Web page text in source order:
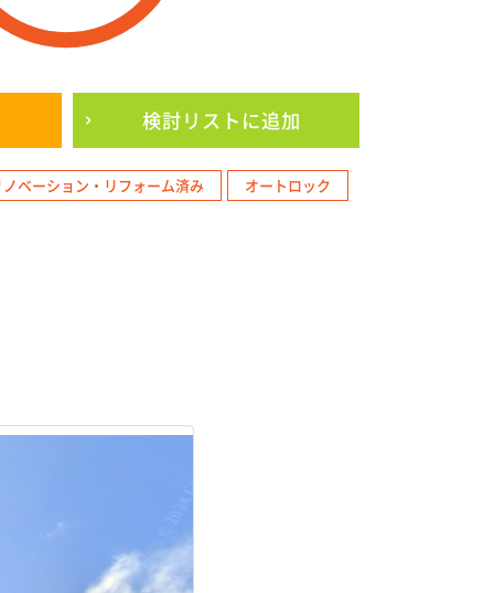
検討リストに追加
ベーション・リフォーム済み オートロック